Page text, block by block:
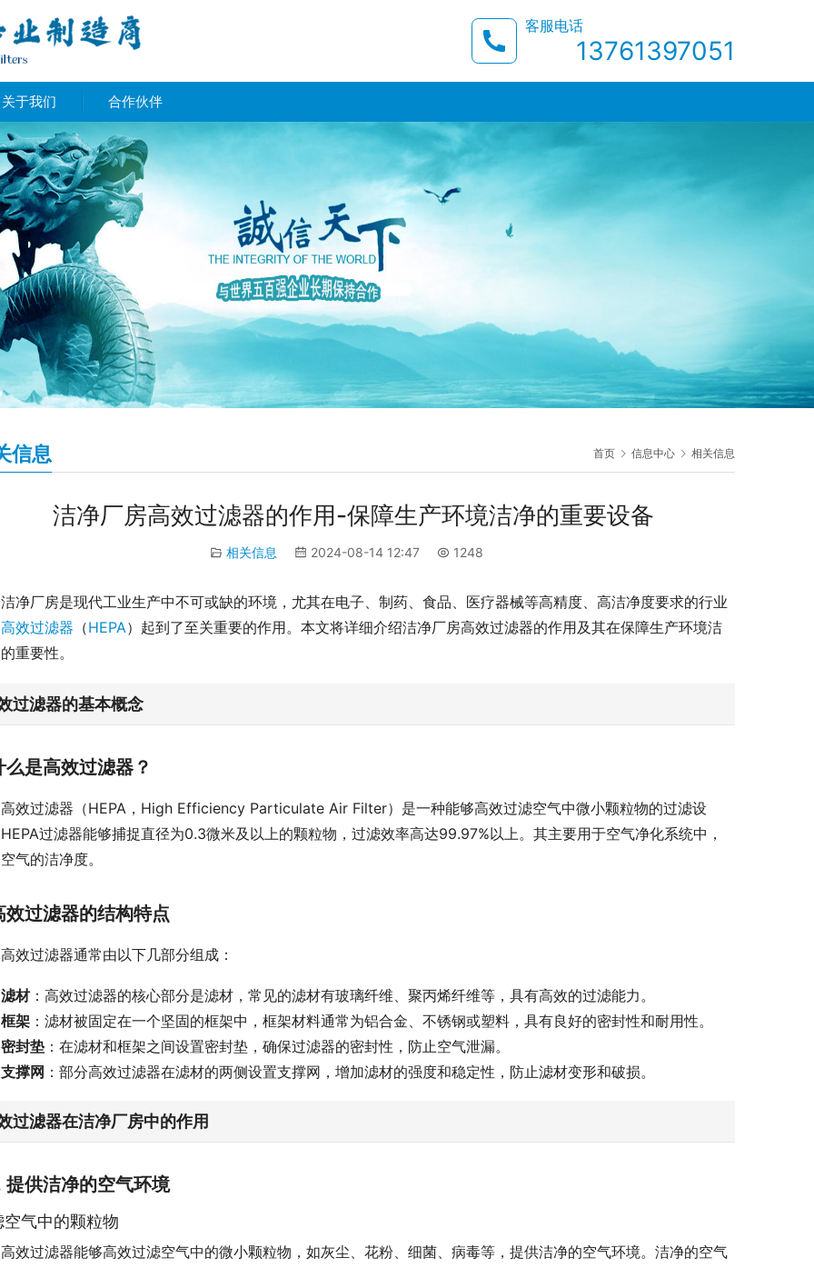
客服电话
13761397051
关于我们 合作伙伴
首页 信息中心 相关信息
信息
洁净厂房高效过滤器的作用-保障生产环境洁净的重要设备
相关信息 2024-08-14 12:47 1248
洁净厂房是现代工业生产中不可或缺的环境，尤其在电子、制药、食品、医疗器械等高精度、高洁净度要求的行业
高效过滤器 （HEPA）起到了至关重要的作用。本文将详细介绍洁净厂房高效过滤器的作用及其在保障生产环境洁
重要性。
过滤器的基本概念
么是高效过滤器？
高效过滤器（HEPA，High Efficiency Particulate Air Filter）是一种能够高效过滤空气中微小颗粒物的过滤设
过滤器能够捕捉直径为0.3微米及以上的颗粒物，过滤效率高达99.97%以上。其主要用于空气净化系统中，
气的洁净度。
效过滤器的结构特点
高效过滤器通常由以下几部分组成：
滤材：高效过滤器的核心部分是滤材，常见的滤材有玻璃纤维、聚丙烯纤维等，具有高效的过滤能力。
框架 ：滤材被固定在一个坚固的框架中，框架材料通常为铝合金、不锈钢或塑料，具有良好的密封性和耐用性。
密封垫 ：在滤材和框架之间设置密封垫，确保过滤器的密封性，防止空气泄漏。
支撑网 ：部分高效过滤器在滤材的两侧设置支撑网，增加滤材的强度和稳定性，防止滤材变形和破损。
过滤器在洁净厂房中的作用
提供洁净的空气环境
空气中的颗粒物
高效过滤器能够高效过滤空气中的微小颗粒物，如灰尘、花粉、细菌、病毒等，提供洁净的空气环境。洁净的空气